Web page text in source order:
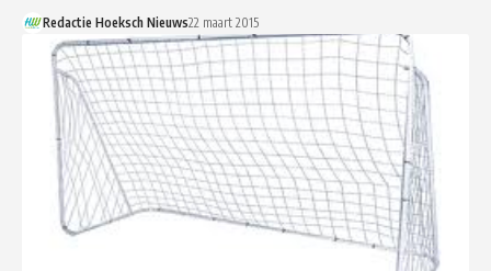
Redactie Hoeksch Nieuws22 maart 2015